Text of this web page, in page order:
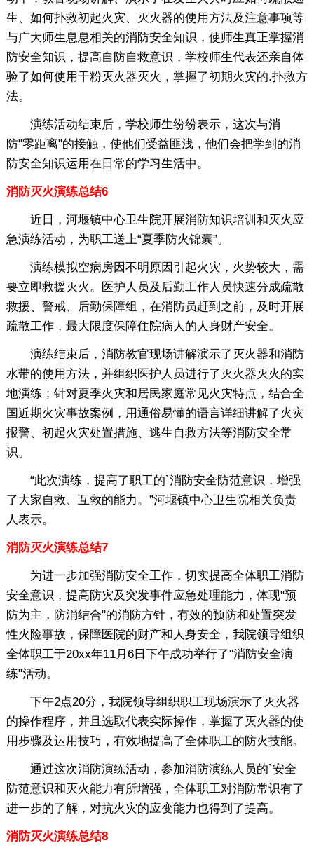
生、如何扑救初起火灾、灭火器的使用方法及注意事项等
与广大师生息息相关的消防安全知识，使师生真正掌握消
防安全知识，提高自防自救意识，学校师生代表还亲自体
验了如何使用干粉灭火器灭火，掌握了初期火灾的.扑救方
法。
演练活动结束后，学校师生纷纷表示，这次与消
防"零距离"的接触，使他们受益匪浅，他们会把学到的消
防安全知识运用在日常的学习生活中。
消防灭火演练总结6
近日，河堰镇中心卫生院开展消防知识培训和灭火应
急演练活动，为职工送上“夏季防火锦囊”。
演练模拟空病房因不明原因引起火灾，火势较大，需
要立即救援灭火。医护人员及后勤工作人员快速分成疏散
救援、警戒、后勤保障组，在消防员赶到之前，及时开展
疏散工作，最大限度保障住院病人的人身财产安全。
演练结束后，消防教官现场讲解演示了灭火器和消防
水带的使用方法，并组织医护人员进行了灭火器灭火的实
地演练；针对夏季火灾和居民家庭常见火灾特点，结合全
国近期火灾事故案例，用通俗易懂的语言详细讲解了火灾
报警、初起火灾处置措施、逃生自救方法等消防安全常
识。
“此次演练，提高了职工的`消防安全防范意识，增强
了大家自救、互救的能力。”河堰镇中心卫生院相关负责
人表示。
消防灭火演练总结7
为进一步加强消防安全工作，切实提高全体职工消防
安全意识，提高防灾及突发事件应急处理能力，体现"预
防为主，防消结合"的消防方针，有效的预防和处置突发
性火险事故，保障医院的财产和人身安全，我院领导组织
全体职工于20xx年11月6日下午成功举行了"消防安全演
练"活动。
下午2点20分，我院领导组织职工现场演示了灭火器
的操作程序，并且选取代表实际操作，掌握了灭火器的使
用步骤及运用技巧，有效地提高了全体职工的防火技能。
通过这次消防演练活动，参加消防演练人员的`安全
防范意识和灭火能力有所增强，全体职工对消防常识有了
进一步的了解，对抗火灾的应变能力也得到了提高。
消防灭火演练总结8